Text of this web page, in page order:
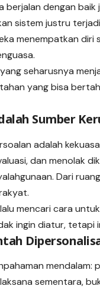
berjalan dengan
sistem justru
menempatkan diri
seharusnya
yang bisa
Sumber
adalah
dan menolak
Dari
mencari cara
ingin diatur, tetapi
sementara,